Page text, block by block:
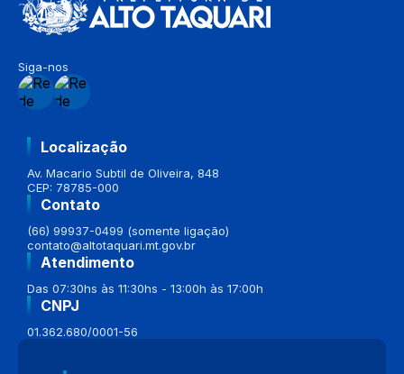
Siga-nos
Localização
Av. Macario Subtil de Oliveira, 848
CEP: 78785-000
Contato
(66) 99937-0499 (somente ligação)
contato@altotaquari.mt.gov.br
Atendimento
Das 07:30hs às 11:30hs - 13:00h às 17:00h
CNPJ
01.362.680/0001-56